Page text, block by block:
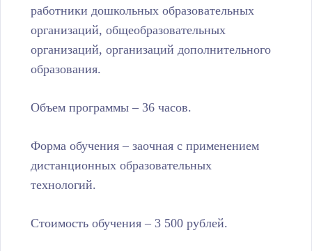
работники дошкольных образовательных
организаций, общеобразовательных
организаций, организаций дополнительного
образования.
Объем программы – 36 часов.
Форма обучения – заочная с применением
дистанционных образовательных
технологий.
Стоимость обучения – 3 500 рублей.